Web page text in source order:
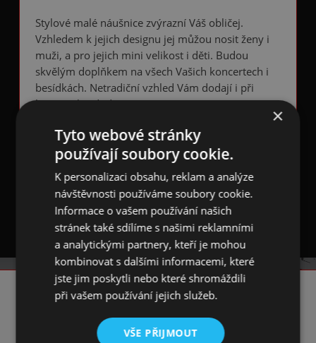
Stylové malé náušnice zvýrazní Váš obličej.
Vzhledem k jejich designu jej můžou nosit ženy i
muži, a pro jejich mini velikost i děti. Budou
skvělým doplňkem na všech Vašich koncertech i
besídkách. Netradiční vzhled Vám dodají i při
běžném každodenním nošení.
Jsou vyrobeny ze šperkovního stříbra s
antikorozní úpravou.
Mají puzetové zapínání.
♪♫ Nebojte se být originální a atraktivní! ♫♪
KONTAKT
☎️ +420 731 293 702
×
Tyto webové stránky
používají soubory cookie.
K personalizaci obsahu, reklam a analýze
návštěvnosti používáme soubory cookie.
Informace o vašem používání našich
stránek také sdílíme s našimi reklamními
a analytickými partnery, kteří je mohou
kombinovat s dalšími informacemi, které
jste jim poskytli nebo které shromáždili
při vašem používání jejich služeb.
VŠE PŘIJMOUT